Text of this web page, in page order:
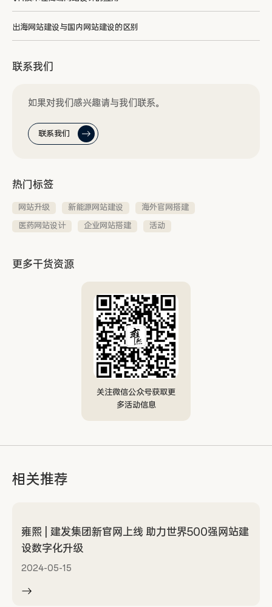
出海网站建设与国内网站建设的区别
联系我们
如果对我们感兴趣请与我们联系。
联系我们
热门标签
网站升级 新能源网站建设
海外官网搭建
医药网站设计
企业网站搭建 活动
更多干货资源
关注微信公众号获取更
多活动信息
相关推荐
雍熙 | 建发集团新官网上线 助力世界500强网站建
设数字化升级
2024-05-15